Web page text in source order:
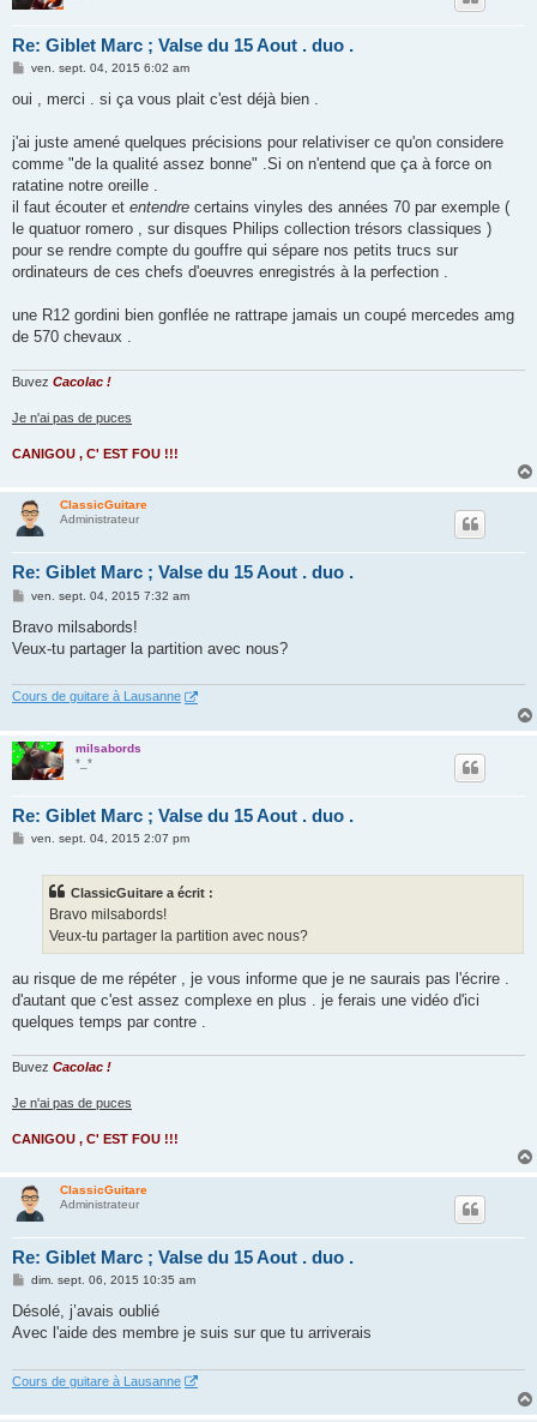
Re: Giblet Marc ; Valse du 15 Aout . duo .
M
s
g
ven. sept. 04, 2015 6:02 am
oui , merci . si ça vous plait c'est déjà bien .
j'ai juste amené quelques précisions pour relativiser ce qu'on considere
comme "de la qualité assez bonne" .Si on n'entend que ça à force on
ratatine notre oreille .
il faut écouter et entendre certains vinyles des années 70 par exemple (
le quatuor romero , sur disques Philips collection trésors classiques )
pour se rendre compte du gouffre qui sépare nos petits trucs sur
ordinateurs de ces chefs d'oeuvres enregistrés à la perfection .
une R12 gordini bien gonflée ne rattrape jamais un coupé mercedes amg
de 570 chevaux .
Buvez Cacolac !
Je n'ai pas de puces
CANIGOU , C' EST FOU !!!
ClassicGuitare
Administrateur
Re: Giblet Marc ; Valse du 15 Aout . duo .
M
s
a
ven. sept. 04, 2015 7:32 am
Bravo milsabords!
Veux-tu partager la partition avec nous?
Cours de guitare à Lausanne
milsabords
*_*
Re: Giblet Marc ; Valse du 15 Aout . duo .
Mven. sept. 04, 2015 2:07 pm
ClassicGuitare a écrit :
Bravo milsabords!
Veux-tu partager la partition avec nous?
au risque de me répéter , je vous informe que je ne saurais pas l'écrire .
d'autant que c'est assez complexe en plus . je ferais une vidéo d'ici
quelques temps par contre .
Buvez Cacolac !
Je n'ai pas de puces
CANIGOU , C' EST FOU !!!
ClassicGuitare
Administrateur
Re: Giblet Marc ; Valse du 15 Aout . duo .
M
s
a
dim. sept. 06, 2015 10:35 am
Désolé, j’avais oublié
Avec l'aide des membre je suis sur que tu arriverais
Cours de guitare à Lausanne